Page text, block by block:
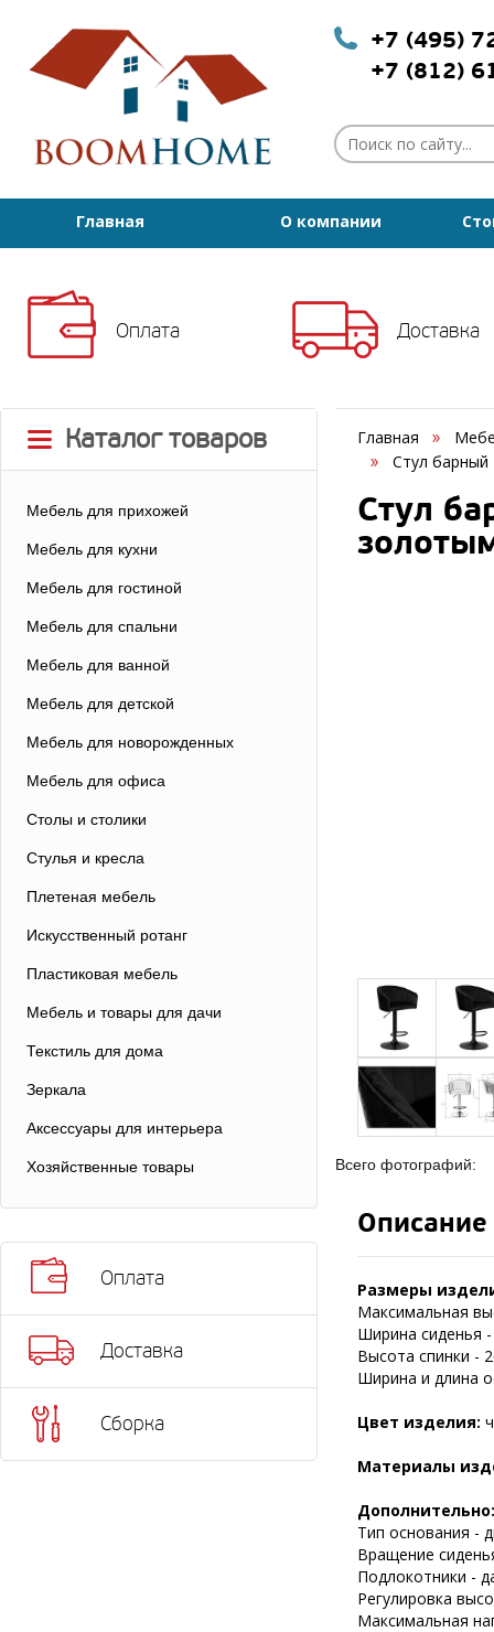
+7 (495)
+7 (812)
Главная О компании
Оплата Доставка
Каталог товаров
Мебель для прихожей
Мебель для кухни
Мебель для гостиной
Мебель для спальни
Мебель для ванной
Мебель для детской
Мебель для новорожденных
Мебель для офиса
Столы и столики
Стулья и кресла
Плетеная мебель
Искусственный ротанг
Пластиковая мебель
Мебель и товары для дачи
Текстиль для дома
Зеркала
Аксессуары для интерьера
Хозяйственные товары
Оплата
Доставка
Сборка
Главная
Стул барный
Стул
Всего фотографий:
Описание
Размеры
Максимальная
Ширина сиденья
Высота спинки -
Ширина и длина
Цвет изделия:
Материалы
Дополнительно:
Тип основания -
Вращение
Подлокотники -
Регулировка
Максимальная